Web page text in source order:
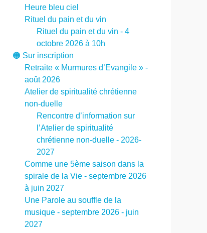
Heure bleu ciel
Rituel du pain et du vin
Rituel du pain et du vin - 4
octobre 2026 à 10h
🟠 Sur inscription
Retraite « Murmures d’Evangile » -
août 2026
Atelier de spiritualité chrétienne
non-duelle
Rencontre d’information sur
l’Atelier de spiritualité
chrétienne non-duelle - 2026-
2027
Comme une 5ème saison dans la
spirale de la Vie - septembre 2026
à juin 2027
Une Parole au souffle de la
musique - septembre 2026 - juin
2027